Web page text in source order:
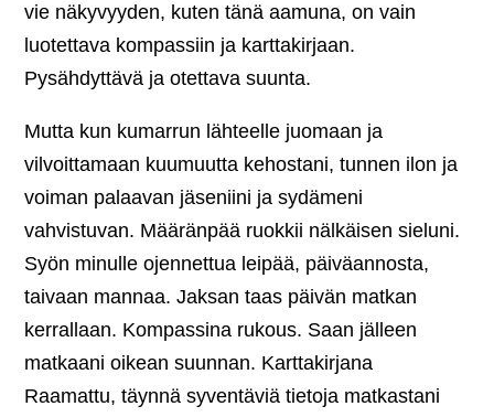
vie näkyvyyden, kuten tänä aamuna, on vain
luotettava kompassiin ja karttakirjaan.
Pysähdyttävä ja otettava suunta.
Mutta kun kumarrun lähteelle juomaan ja
vilvoittamaan kuumuutta kehostani, tunnen ilon ja
voiman palaavan jäseniini ja sydämeni
vahvistuvan. Määränpää ruokkii nälkäisen sieluni.
Syön minulle ojennettua leipää, päiväannosta,
taivaan mannaa. Jaksan taas päivän matkan
kerrallaan. Kompassina rukous. Saan jälleen
matkaani oikean suunnan. Karttakirjana
Raamattu, täynnä syventäviä tietoja matkastani